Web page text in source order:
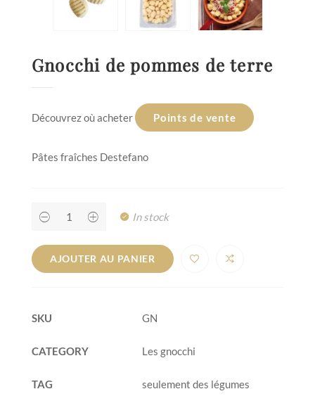
Gnocchi de pommes de terre
Découvrez où acheter Points de vente
Pâtes fraîches Destefano
In stock
AJOUTER AU PANIER
SKU GN
CATEGORY Les gnocchi
TAG seulement des légumes